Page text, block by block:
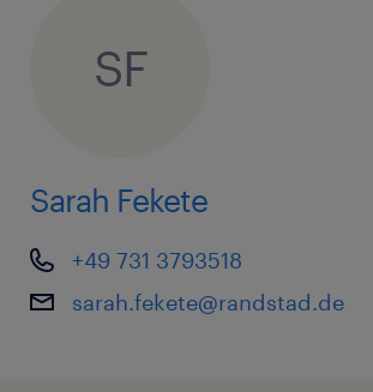
SF
Sarah Fekete
+49 731 3793518
sarah.fekete@randstad.de